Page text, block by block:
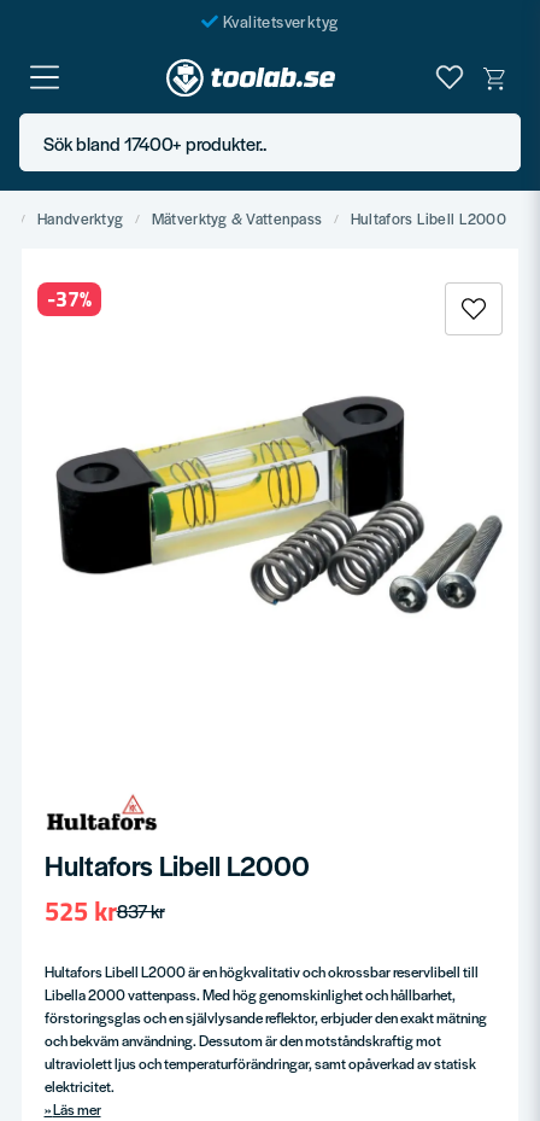
Kvalitetsverktyg
Fraktfritt över 999 SEK*
En järnhandel för alla
Butik i Göteborg
Sök bland 17400+ produkter..
Handverktyg Mätverktyg & Vattenpass Hultafors Libell L2000
-37%
Hultafors Libell L2000
837 kr
525 kr
Hultafors Libell L2000 är en högkvalitativ och okrossbar reservlibell till
Libella 2000 vattenpass. Med hög genomskinlighet och hållbarhet,
förstoringsglas och en självlysande reflektor, erbjuder den exakt mätning
och bekväm användning. Dessutom är den motståndskraftig mot
ultraviolett ljus och temperaturförändringar, samt opåverkad av statisk
elektricitet.
Läs mer